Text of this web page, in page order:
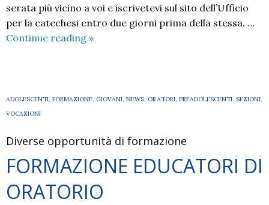
serata più vicino a voi e iscrivetevi sul sito dell’Ufficio
per la catechesi entro due giorni prima della stessa. …
Continue reading Vivi
…
punto
siamo?
»
ADOLESCENTI, FORMAZIONE, GIOVANI, NEWS, ORATORI, PREADOLESCENTI, SEZIONI,
VOCAZIONI
Diverse opportunità di formazione
FORMAZIONE EDUCATORI DI
ORATORIO